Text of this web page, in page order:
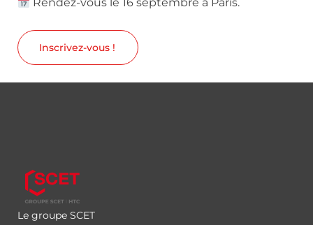
Inscrivez-vous !
Le groupe SCET